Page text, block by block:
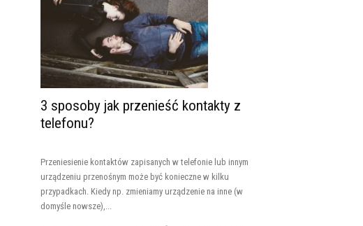
3 sposoby jak przenieść kontakty z
telefonu?
Przeniesienie kontaktów zapisanych w telefonie lub innym
urządzeniu przenośnym może być konieczne w kilku
przypadkach. Kiedy np. zmieniamy urządzenie na inne (w
domyśle nowsze),...